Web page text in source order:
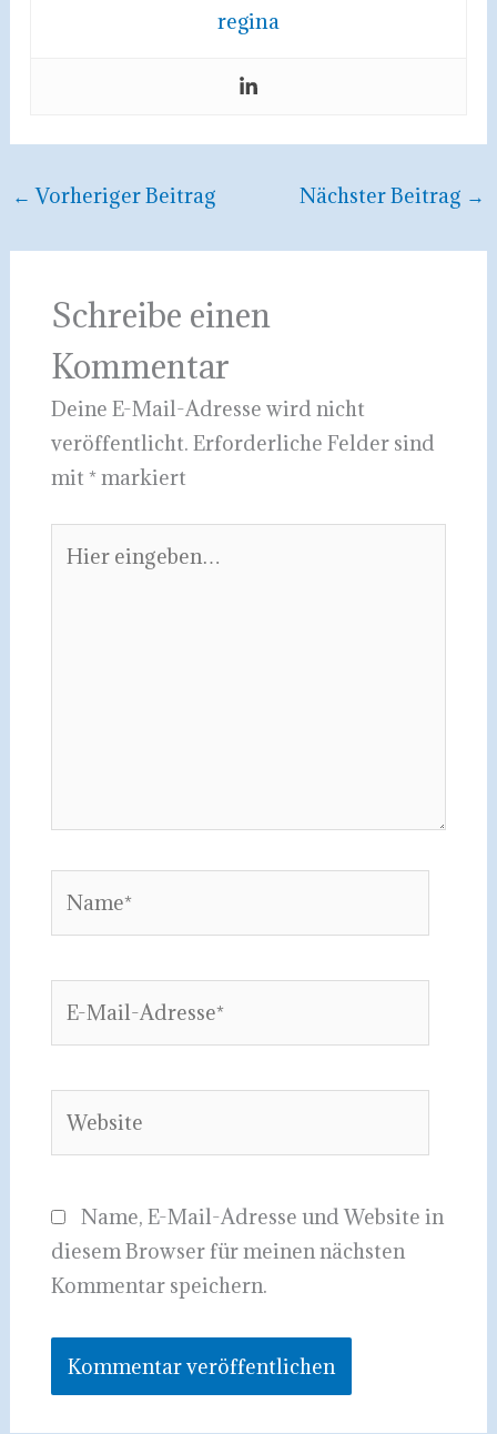
regina
← Vorheriger Beitrag Nächster Beitrag →
Schreibe einen
Kommentar
Deine E-Mail-Adresse wird nicht
veröffentlicht. Erforderliche Felder sind
mit*markiert
eingeben…
Mail-
Name, E-Mail-Adresse und Website in
diesem Browser für meinen nächsten
Kommentar speichern.